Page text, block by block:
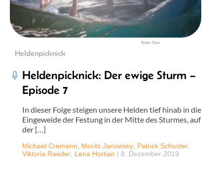
Robin Thier
Heldenpicknick
Heldenpicknick: Der ewige Sturm –
Episode 7
In dieser Folge steigen unsere Helden tief hinab in die
Eingeweide der Festung in der Mitte des Sturmes, auf
der […]
Michael Cremann Moritz Janowsky Patrick Schuster
Viktoria Raeder Lena Hortian | 8. Dezember 2019